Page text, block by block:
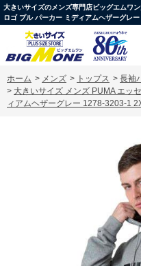
大きいサイズのメンズ専門店ビッグエムワ
ロゴ プル パーカー ミディアムヘザーグレ
ホーム > メンズ > トップス > 長袖
> 大きいサイズ メンズ PUMA エッ
ィアムヘザーグレー 1278-3203-1